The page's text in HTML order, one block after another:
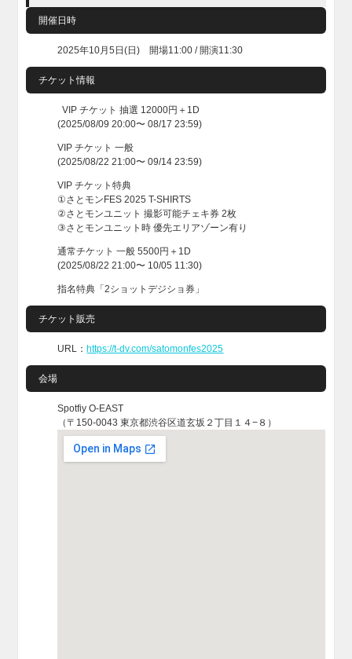
開催日時
2025年10月5日(日) 開場11:00 / 開演11:30
チケット情報
VIP チケット 抽選 12000円＋1D
(2025/08/09 20:00〜 08/17 23:59)
VIP チケット 一般
(2025/08/22 21:00〜 09/14 23:59)
VIP チケット特典
①さとモンFES 2025 T-SHIRTS
②さとモンユニット 撮影可能チェキ券 2枚
③さとモンユニット時 優先エリアゾーン有り
通常チケット 一般 5500円＋1D
(2025/08/22 21:00〜 10/05 11:30)
指名特典「2ショットデジショ券」
チケット販売
URL： https://t-dv.com/satomonfes2025
会場
Spotfiy O-EAST
（〒150-0043 東京都渋谷区道玄坂２丁目１４−８）